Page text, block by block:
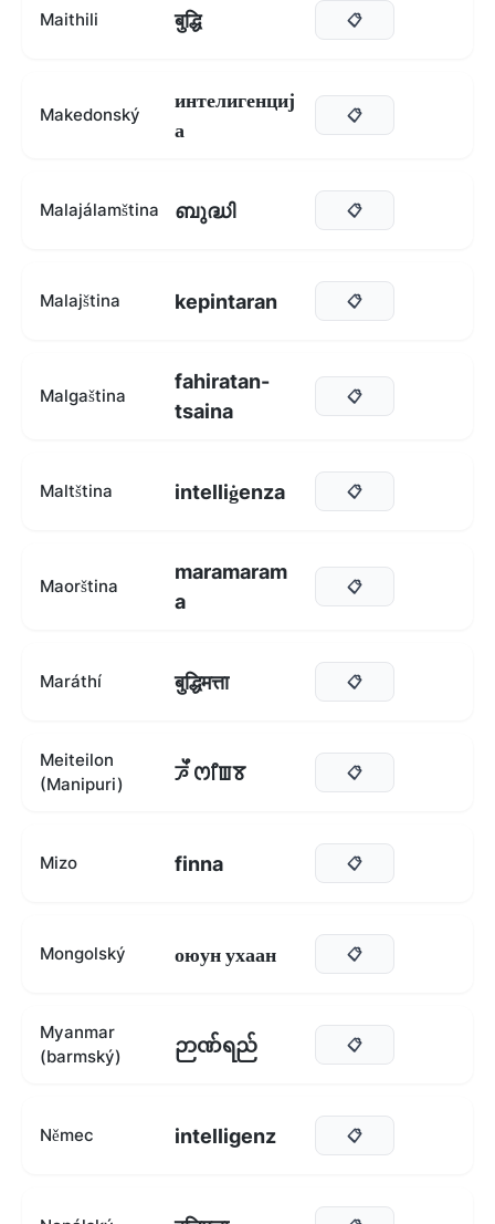
Maithili बुद्धि 📋
Makedonský
интелигенциј
а
📋
Malajálamština ബുദ്ധി 📋
Malajština kepintaran 📋
Malgaština
fahiratan-
tsaina
📋
Maltština intelliġenza 📋
Maorština
maramaram
a
📋
Maráthí बुद्धिमत्ता 📋
Meiteilon
(Manipuri)
ꯍꯩ ꯁꯤꯡꯕ 📋
Mizo finna 📋
Mongolský оюун ухаан 📋
Myanmar
(barmský)
ဉာဏ်ရည် 📋
Němec intelligenz 📋